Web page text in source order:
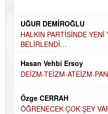
UĞUR DEMİROĞLU
HALKIN PARTİSİNDE YENİ
BELİRLENDİ…
Hasan Vehbi Ersoy
DEİZM-TEİZM-ATEİZM-
Özge CERRAH
ÖĞRENECEK ÇOK ŞEY